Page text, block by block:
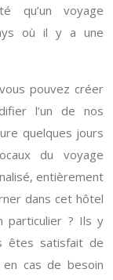
qu’un voyage
où il y a une
pouvez créer
l’un de nos
quelques jours
du voyage
entièrement
dans cet hôtel
particulier ? Ils y
êtes satisfait de
cas de besoin